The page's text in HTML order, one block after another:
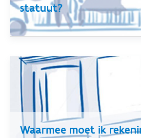
statuut?
Waarmee moet ik